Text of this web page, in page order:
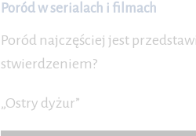
Poród w serialach i filmach
Poród najczęściej jest
stwierdzeniem?
„Ostry dyżur”